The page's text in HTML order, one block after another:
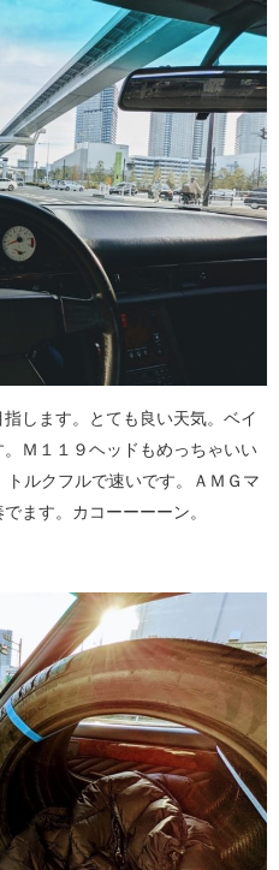
します。とても良い天気。ベイ
Ｍ１１９ヘッドもめっちゃいい
ルクフルで速いです。ＡＭＧマ
ます。カコーーーーン。